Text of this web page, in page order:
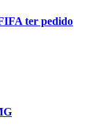
ter pedido